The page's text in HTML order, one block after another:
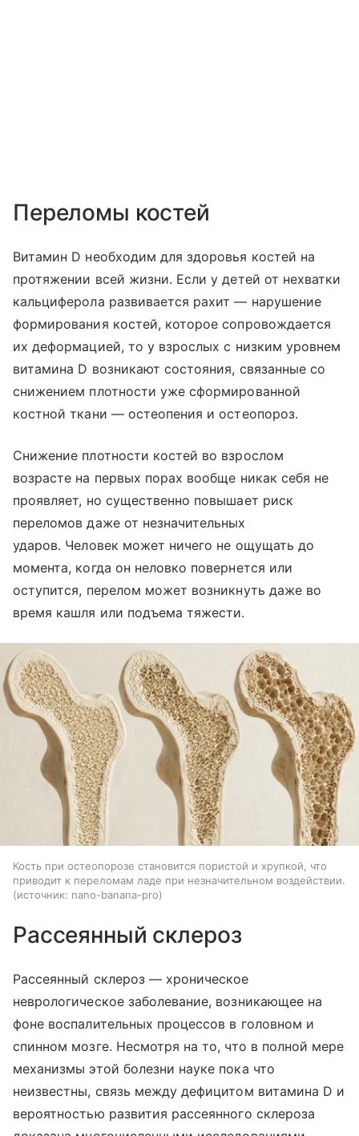
Переломы костей
Витамин D необходим для здоровья костей на
протяжении всей жизни. Если у детей от нехватки
кальциферола развивается рахит — нарушение
формирования костей, которое сопровождается
их деформацией, то у взрослых с низким уровнем
витамина D возникают состояния, связанные со
снижением плотности уже сформированной
костной ткани — остеопения и остеопороз.
Снижение плотности костей во взрослом
возрасте на первых порах вообще никак себя не
проявляет, но существенно повышает риск
переломов даже от незначительных
ударов. Человек может ничего не ощущать до
момента, когда он неловко повернется или
оступится, перелом может возникнуть даже во
время кашля или подъема тяжести.
Кость при остеопорозе становится пористой и хрупкой, что
приводит к переломам ладе при незначительном воздействии.
источник: nano-banana-pro
Рассеянный склероз
Рассеянный склероз — хроническое
неврологическое заболевание, возникающее на
фоне воспалительных процессов в головном и
спинном мозге. Несмотря на то, что в полной мере
механизмы этой болезни науке пока что
неизвестны, связь между дефицитом витамина D и
вероятностью развития рассеянного склероза